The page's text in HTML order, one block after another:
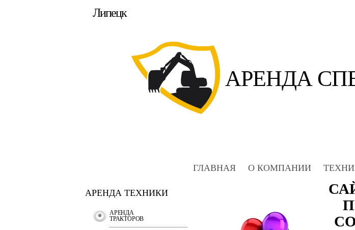
Липецк
АРЕНДА
ГЛАВНАЯ О КОМПАНИИ
АРЕНДА ТЕХНИКИ
АРЕНДА
ТРАКТОРОВ